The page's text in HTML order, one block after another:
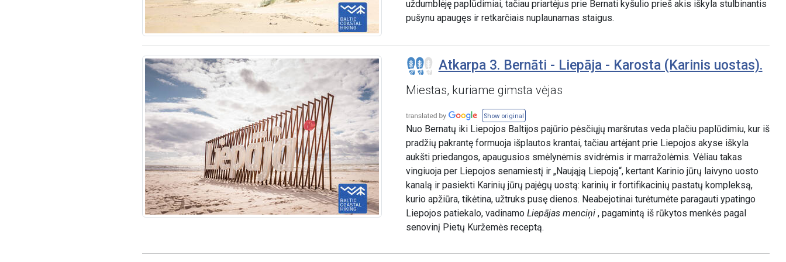
uždumblėję paplūdimiai, tačiau priartėjus prie Bernati kyšulio prieš akis iškyla stulbinantis
pušynu apaugęs ir retkarčiais nuplaunamas staigus.
Atkarpa 3. Bernāti - Liepāja - Karosta (Karinis uostas).
Miestas, kuriame gimsta vėjas
Show original
Nuo Bernatų iki Liepojos Baltijos pajūrio pėsčiųjų maršrutas veda plačiu paplūdimiu, kur iš
pradžių pakrantę formuoja išplautos krantai, tačiau artėjant prie Liepojos akyse iškyla
aukšti priedangos, apaugusios smėlynėmis svidrėmis ir marražolėmis. Vėliau takas
vingiuoja per Liepojos senamiestį ir „Naująją Liepoją“, kertant Karinio jūrų laivyno uosto
kanalą ir pasiekti Karinių jūrų pajėgų uostą: karinių ir fortifikacinių pastatų kompleksą,
kurio apžiūra, tikėtina, užtruks pusę dienos. Neabejotinai turėtumėte paragauti ypatingo
Liepojos patiekalo, vadinamo Liepājas menciņi, pagamintą iš rūkytos menkės pagal
senovinį Pietų Kuržemės receptą.